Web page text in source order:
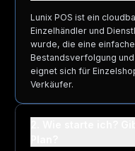
Lunix POS ist ein
Einzelhändler und
wurde, die eine
Bestandsverfolgung
eignet sich für
Verkäufer.